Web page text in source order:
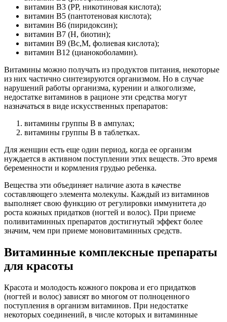
витамин В3 (PP, никотиновая кислота);
витамин В5 (пантотеновая кислота);
витамин В6 (пиридоксин);
витамин В7 (H, биотин);
витамин В9 (Вс,М, фолиевая кислота);
витамин В12 (цианокоболамин).
Витамины можно получать из продуктов питания, некоторые
из них частично синтезируются организмом. Но в случае
нарушений работы организма, курении и алкоголизме,
недостатке витаминов в рационе эти средства могут
назначаться в виде искусственных препаратов:
витамины группы В в ампулах;
витамины группы В в таблетках.
Для женщин есть еще один период, когда ее организм
нуждается в активном поступлении этих веществ. Это время
беременности и кормления грудью ребенка.
Вещества эти объединяет наличие азота в качестве
составляющего элемента молекулы. Каждый из витаминов
выполняет свою функцию от регулировки иммунитета до
роста кожных придатков (ногтей и волос). При приеме
поливитаминных препаратов достигнутый эффект более
значим, чем при приеме моновитаминных средств.
Витаминные комплексные препараты
для красоты
Красота и молодость кожного покрова и его придатков
(ногтей и волос) зависят во многом от полноценного
поступления в организм витаминов. При недостатке
некоторых соединений, в числе которых и витаминные